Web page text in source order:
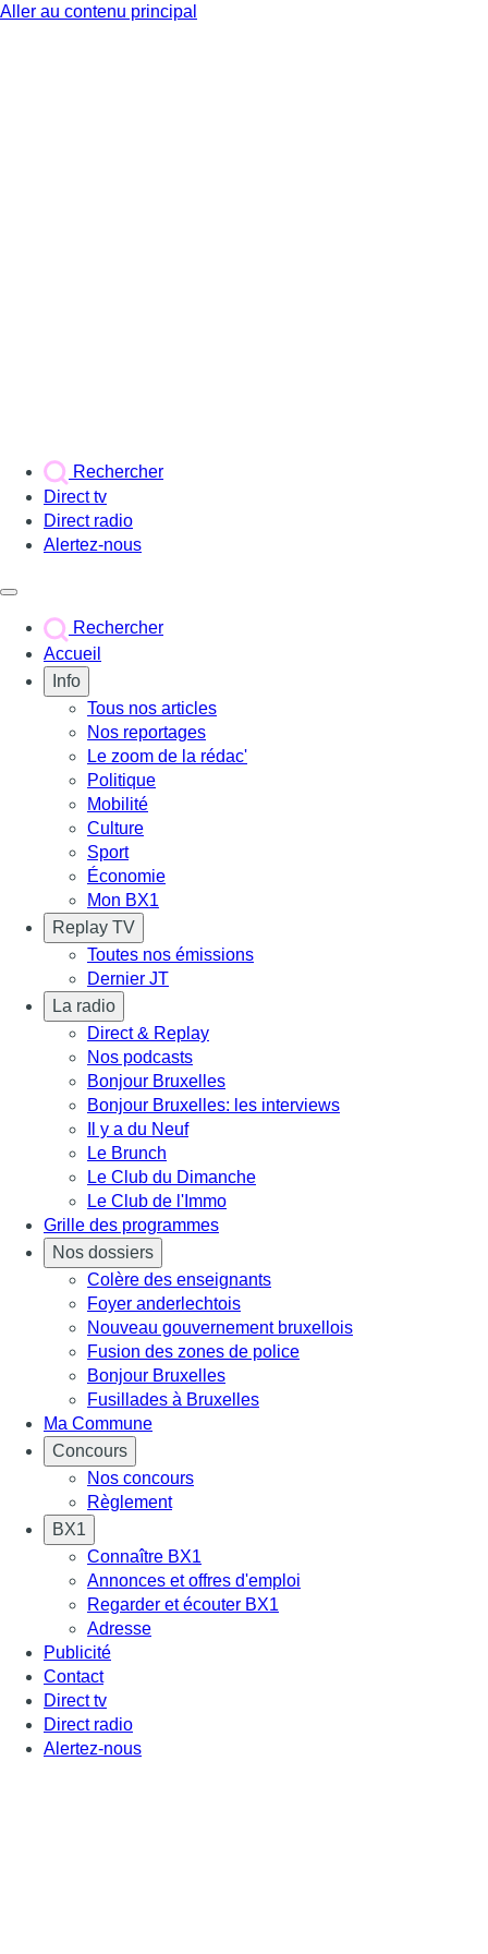
Aller au contenu principal
Rechercher
Direct tv
Direct radio
Alertez-nous
Rechercher
Accueil
Info
Tous nos articles
Nos reportages
Le zoom de la rédac'
Politique
Mobilité
Culture
Sport
Économie
Mon BX1
Replay TV
Toutes nos émissions
Dernier JT
La radio
Direct & Replay
Nos podcasts
Bonjour Bruxelles
Bonjour Bruxelles: les interviews
Il y a du Neuf
Le Brunch
Le Club du Dimanche
Le Club de l'Immo
Grille des programmes
Nos dossiers
Colère des enseignants
Foyer anderlechtois
Nouveau gouvernement bruxellois
Fusion des zones de police
Bonjour Bruxelles
Fusillades à Bruxelles
Ma Commune
Concours
Nos concours
Règlement
BX1
Connaître BX1
Annonces et offres d'emploi
Regarder et écouter BX1
Adresse
Publicité
Contact
Direct tv
Direct radio
Alertez-nous